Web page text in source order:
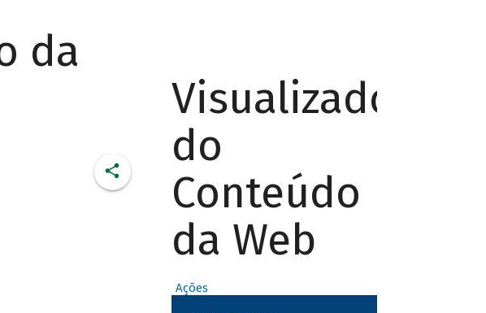
da
Visualizador
do
Conteúdo
da Web
Ações